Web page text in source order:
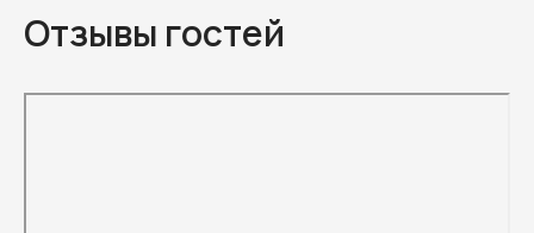
Отзывы гостей